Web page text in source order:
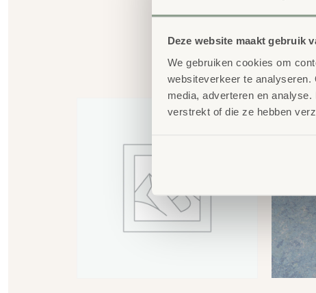
Deze website maakt gebruik
We gebruiken cookies om
websiteverkeer te
media, adverteren en
verstrekt of die ze hebben